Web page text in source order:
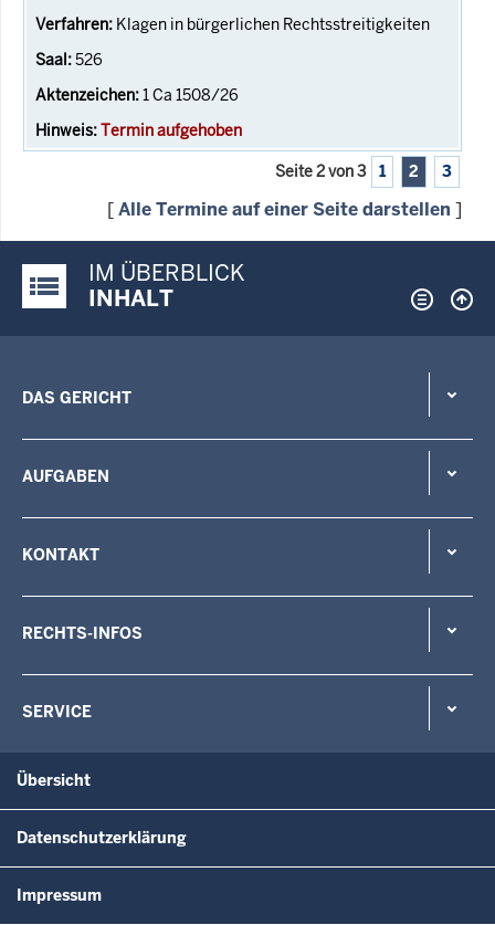
Klagen in bürgerlichen Rechtsstreitigkeiten
526
1 Ca 1508/26
Termin aufgehoben
Seite 2 von 3 1 2 3
[Alle Termine auf einer Seite darstellen ]
Justiz-Portal im Überblick:
IM ÜBERBLICK
INHALT
DAS GERICHT
AUFGABEN
KONTAKT
RECHTS-INFOS
SERVICE
Übersicht
Datenschutzerklärung
Impressum